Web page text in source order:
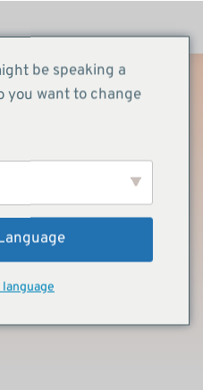
&
VALEO IT
be speaking a
you want to change